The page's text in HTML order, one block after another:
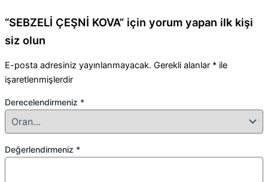
“SEBZELİ ÇEŞNİ KOVA” için yorum yapan ilk kişi
siz olun
E-posta adresiniz yayınlanmayacak. Gerekli alanlar * ile
işaretlenmişlerdir
Derecelendirmeniz *
Değerlendirmeniz *